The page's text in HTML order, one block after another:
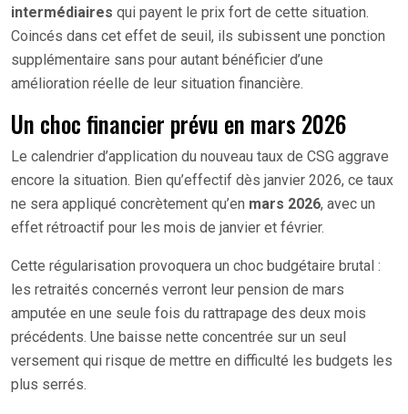
intermédiaires qui payent le prix fort de cette situation.
Coincés dans cet effet de seuil, ils subissent une ponction
supplémentaire sans pour autant bénéficier d’une
amélioration réelle de leur situation financière.
Un choc financier prévu en mars 2026
Le calendrier d’application du nouveau taux de CSG aggrave
encore la situation. Bien qu’effectif dès janvier 2026, ce taux
ne sera appliqué concrètement qu’en mars 2026, avec un
effet rétroactif pour les mois de janvier et février.
Cette régularisation provoquera un choc budgétaire brutal :
les retraités concernés verront leur pension de mars
amputée en une seule fois du rattrapage des deux mois
précédents. Une baisse nette concentrée sur un seul
versement qui risque de mettre en difficulté les budgets les
plus serrés.